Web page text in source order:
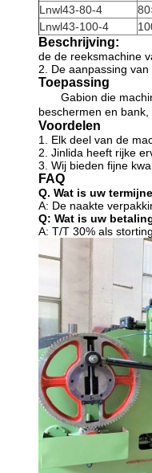
Lnwl43-80-4
Lnwl43-100-4
Beschrijving:
de de reeksmachine
2. De aanpassing
Toepassing
Gabion die
beschermen en
Voordelen
1.
Elk deel van de
2. Jinlida heeft rijke
3. Wij bieden fijne
FAQ
Q. Wat is uw
A: De naakte
Q: Wat is uw
A: T/T 30% als